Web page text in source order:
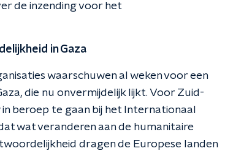
de inzending voor het
in Gaza
waarschuwen al weken voor een
die nu onvermijdelijk lijkt. Voor Zuid-
beroep te gaan bij het Internationaal
wat veranderen aan de humanitaire
dragen de Europese landen